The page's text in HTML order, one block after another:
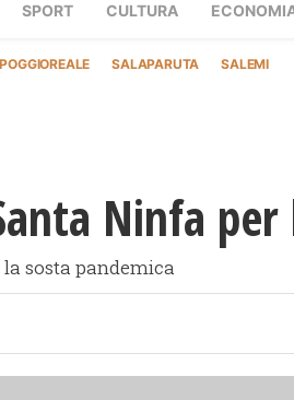
SPORT CULTURA
POGGIOREALE SALAPARUTA SALEMI
Ninfa per
sosta pandemica